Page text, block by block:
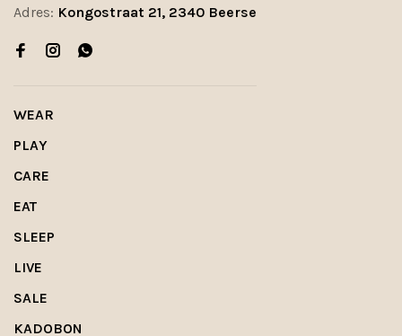
Adres: Kongostraat 21, 2340 Beerse
WEAR
PLAY
CARE
EAT
SLEEP
LIVE
SALE
KADOBON